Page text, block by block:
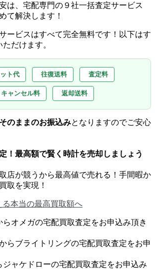
は、宅配専門の９社一括査定サービス
て解決します！
ービスはすべて完全無料です！以下はす
だけます。
ト代 往復送料 査定料
キャンセル料 返却送料
のままのお振込みとなりますのでご安心
！ 最高額で賢く時計を売却しましょう
店が競うから最高値で売れる！手間暇か
取を実現！
る本当の最高買取額へ
オメガの宅配買取査定をお申込み頂き
らブライトリングの宅配買取査定をお申
ジャケドローの宅配買取査定をお申込み